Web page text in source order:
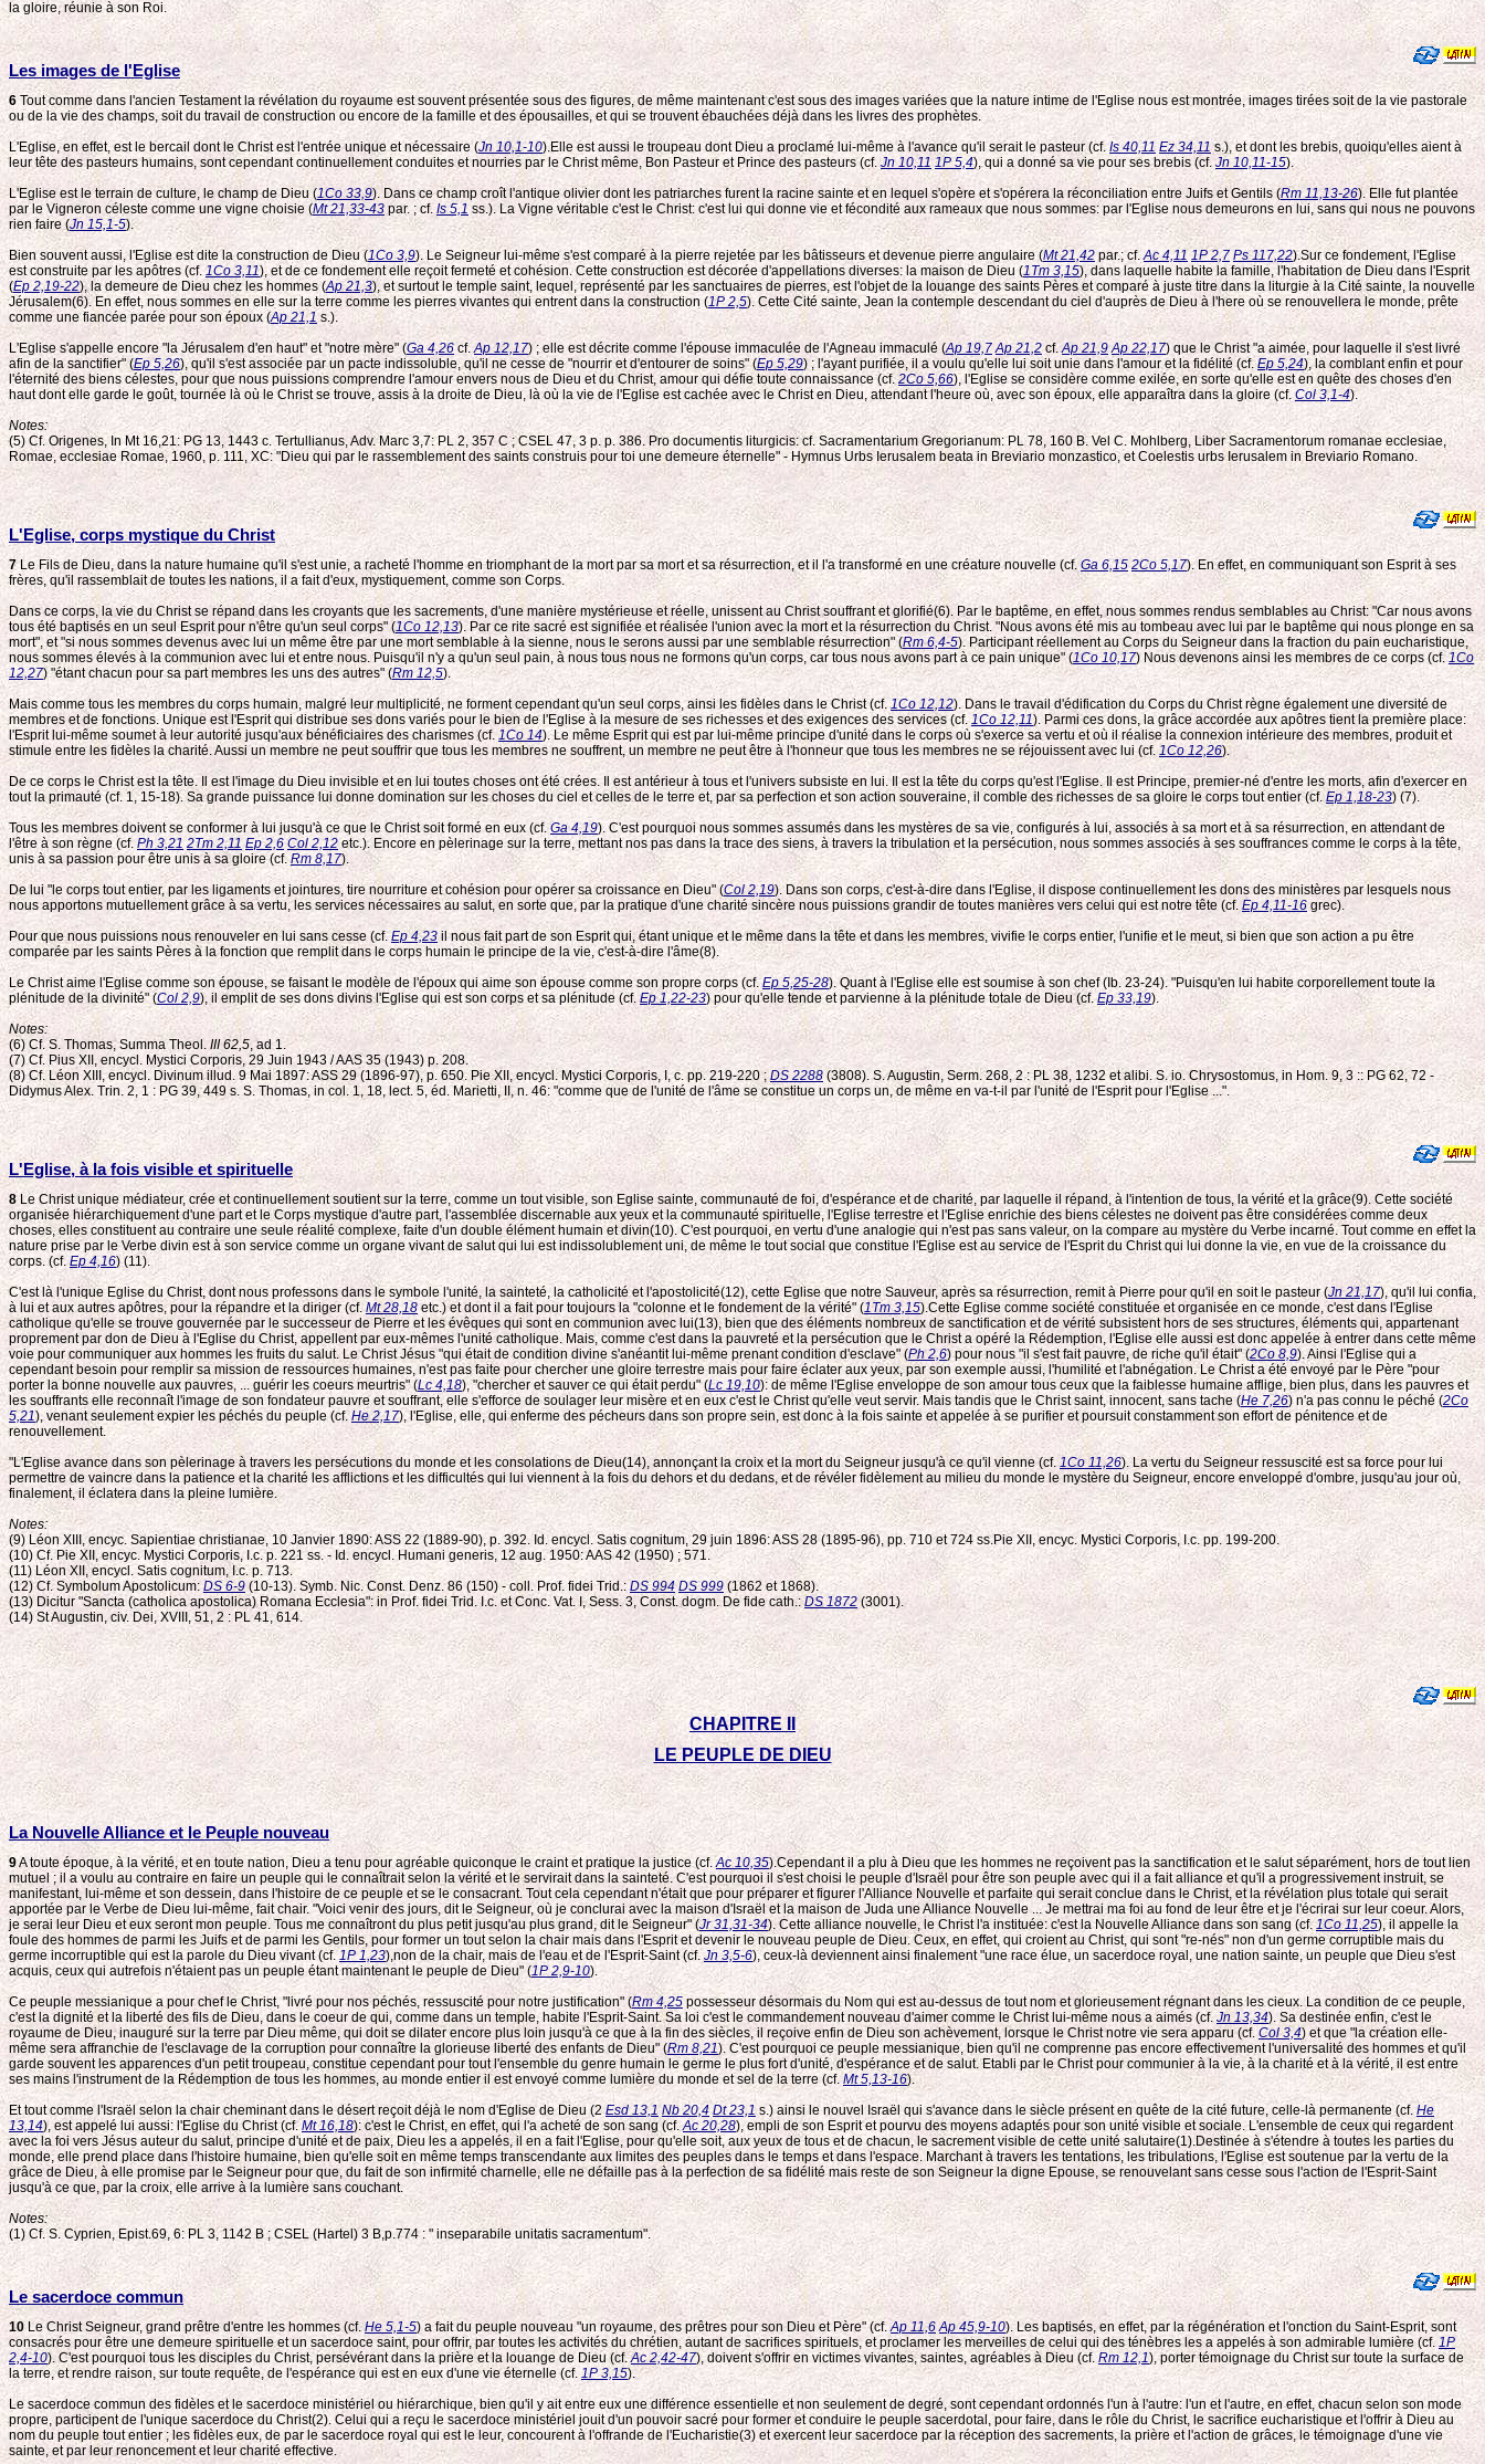
la gloire, réunie à son Roi.
Les images de l'Eglise
6 Tout comme dans l'ancien Testament la révélation du royaume est souvent présentée sous des figures, de même maintenant c'est sous des images variées que la nature intime de l'Eglise nous est montrée, images tirées soit de la vie pastorale
ou de la vie des champs, soit du travail de construction ou encore de la famille et des épousailles, et qui se trouvent ébauchées déjà dans les livres des prophètes.
L'Eglise, en effet, est le bercail dont le Christ est l'entrée unique et nécessaire (Jn 10,1-10).Elle est aussi le troupeau dont Dieu a proclamé lui-même à l'avance qu'il serait le pasteur (cf.Is 40,11 Ez 34,11 s.), et dont les brebis, quoiqu'elles aient à
leur tête des pasteurs humains, sont cependant continuellement conduites et nourries par le Christ même, Bon Pasteur et Prince des pasteurs (cf. Jn 10,11 1P 5,4), qui a donné sa vie pour ses brebis (cf.Jn 10,11-15).
L'Eglise est le terrain de culture, le champ de Dieu (1Co 33,9). Dans ce champ croît l'antique olivier dont les patriarches furent la racine sainte et en lequel s'opère et s'opérera la réconciliation entre Juifs et Gentils (Rm 11,13-26). Elle fut plantée
par le Vigneron céleste comme une vigne choisie (Mt 21,33-43 par. ; cf.Is 5,1 ss.). La Vigne véritable c'est le Christ: c'est lui qui donne vie et fécondité aux rameaux que nous sommes: par l'Eglise nous demeurons en lui, sans qui nous ne pouvons
rien faire (Jn 15,1-5).
Bien souvent aussi, l'Eglise est dite la construction de Dieu (1Co 3,9). Le Seigneur lui-même s'est comparé à la pierre rejetée par les bâtisseurs et devenue pierre angulaire (Mt 21,42 par.; cf.Ac 4,11 1P 2,7 Ps 117,22).Sur ce fondement, l'Eglise
est construite par les apôtres (cf. 1Co 3,11), et de ce fondement elle reçoit fermeté et cohésion. Cette construction est décorée d'appellations diverses: la maison de Dieu (1Tm 3,15), dans laquelle habite la famille, l'habitation de Dieu dans l'Esprit
(Ep 2,19-22), la demeure de Dieu chez les hommes (Ap 21,3), et surtout le temple saint, lequel, représenté par les sanctuaires de pierres, est l'objet de la louange des saints Pères et comparé à juste titre dans la liturgie à la Cité sainte, la nouvelle
Jérusalem(6). En effet, nous sommes en elle sur la terre comme les pierres vivantes qui entrent dans la construction (1P 2,5). Cette Cité sainte, Jean la contemple descendant du ciel d'auprès de Dieu à l'here où se renouvellera le monde, prête
comme une fiancée parée pour son époux (Ap 21,1s.).
L'Eglise s'appelle encore "la Jérusalem d'en haut" et "notre mère" (Ga 4,26cf.Ap 12,17) ; elle est décrite comme l'épouse immaculée de l'Agneau immaculé (Ap 19,7 Ap 21,2 cf.Ap 21,9 Ap 22,17) que le Christ "a aimée, pour laquelle il s'est livré
afin de la sanctifier" (Ep 5,26), qu'il s'est associée par un pacte indissoluble, qu'il ne cesse de "nourrir et d'entourer de soins" (Ep 5,29) ; l'ayant purifiée, il a voulu qu'elle lui soit unie dans l'amour et la fidélité (cf.Ep 5,24), la comblant enfin et pour
l'éternité des biens célestes, pour que nous puissions comprendre l'amour envers nous de Dieu et du Christ, amour qui défie toute connaissance (cf.2Co 5,66), l'Eglise se considère comme exilée, en sorte qu'elle est en quête des choses d'en
haut dont elle garde le goût, tournée là où le Christ se trouve, assis à la droite de Dieu, là où la vie de l'Eglise est cachée avec le Christ en Dieu, attendant l'heure où, avec son époux, elle apparaîtra dans la gloire (cf. Col 3,1-4).
Notes:
(5) Cf. Origenes, In Mt 16,21: PG 13, 1443 c. Tertullianus, Adv. Marc 3,7: PL 2, 357 C ; CSEL 47, 3 p. p. 386. Pro documentis liturgicis: cf. Sacramentarium Gregorianum: PL 78, 160 B. Vel C. Mohlberg, Liber Sacramentorum romanae ecclesiae,
Romae, ecclesiae Romae, 1960, p. 111, XC: "Dieu qui par le rassemblement des saints construis pour toi une demeure éternelle" - Hymnus Urbs Ierusalem beata in Breviario monzastico, et Coelestis urbs Ierusalem in Breviario Romano.
L'Eglise, corps mystique du Christ
7Le Fils de Dieu, dans la nature humaine qu'il s'est unie, a racheté l'homme en triomphant de la mort par sa mort et sa résurrection, et il l'a transformé en une créature nouvelle (cf.Ga 6,15 2Co 5,17). En effet, en communiquant son Esprit à ses
frères, qu'il rassemblait de toutes les nations, il a fait d'eux, mystiquement, comme son Corps.
Dans ce corps, la vie du Christ se répand dans les croyants que les sacrements, d'une manière mystérieuse et réelle, unissent au Christ souffrant et glorifié(6). Par le baptême, en effet, nous sommes rendus semblables au Christ: "Car nous avons
tous été baptisés en un seul Esprit pour n'être qu'un seul corps" (1Co 12,13). Par ce rite sacré est signifiée et réalisée l'union avec la mort et la résurrection du Christ. "Nous avons été mis au tombeau avec lui par le baptême qui nous plonge en sa
mort", et "si nous sommes devenus avec lui un même être par une mort semblable à la sienne, nous le serons aussi par une semblable résurrection" (Rm 6,4-5). Participant réellement au Corps du Seigneur dans la fraction du pain eucharistique,
nous sommes élevés à la communion avec lui et entre nous. Puisqu'il n'y a qu'un seul pain, à nous tous nous ne formons qu'un corps, car tous nous avons part à ce pain unique" (1Co 10,17) Nous devenons ainsi les membres de ce corps (cf.1Co
12,27) "étant chacun pour sa part membres les uns des autres" (Rm 12,5).
Mais comme tous les membres du corps humain, malgré leur multiplicité, ne forment cependant qu'un seul corps, ainsi les fidèles dans le Christ (cf.1Co 12,12). Dans le travail d'édification du Corps du Christ règne également une diversité de
membres et de fonctions. Unique est l'Esprit qui distribue ses dons variés pour le bien de l'Eglise à la mesure de ses richesses et des exigences des services (cf.1Co 12,11). Parmi ces dons, la grâce accordée aux apôtres tient la première place:
l'Esprit lui-même soumet à leur autorité jusqu'aux bénéficiaires des charismes (cf. 1Co 14). Le même Esprit qui est par lui-même principe d'unité dans le corps où s'exerce sa vertu et où il réalise la connexion intérieure des membres, produit et
stimule entre les fidèles la charité. Aussi un membre ne peut souffrir que tous les membres ne souffrent, un membre ne peut être à l'honneur que tous les membres ne se réjouissent avec lui (cf.1Co 12,26).
De ce corps le Christ est la tête. Il est l'image du Dieu invisible et en lui toutes choses ont été crées. Il est antérieur à tous et l'univers subsiste en lui. Il est la tête du corps qu'est l'Eglise. Il est Principe, premier-né d'entre les morts, afin d'exercer en
tout la primauté (cf. 1, 15-18). Sa grande puissance lui donne domination sur les choses du ciel et celles de le terre et, par sa perfection et son action souveraine, il comble des richesses de sa gloire le corps tout entier (cf.Ep 1,18-23) (7).
Tous les membres doivent se conformer à lui jusqu'à ce que le Christ soit formé en eux (cf.Ga 4,19). C'est pourquoi nous sommes assumés dans les mystères de sa vie, configurés à lui, associés à sa mort et à sa résurrection, en attendant de
l'être à son règne (cf. Ph 3,21 2Tm 2,11 Ep 2,6 Col 2,12etc.). Encore en pèlerinage sur la terre, mettant nos pas dans la trace des siens, à travers la tribulation et la persécution, nous sommes associés à ses souffrances comme le corps à la tête,
unis à sa passion pour être unis à sa gloire (cf. Rm 8,17).
De lui "le corps tout entier, par les ligaments et jointures, tire nourriture et cohésion pour opérer sa croissance en Dieu" (Col 2,19). Dans son corps, c'est-à-dire dans l'Eglise, il dispose continuellement les dons des ministères par lesquels nous
nous apportons mutuellement grâce à sa vertu, les services nécessaires au salut, en sorte que, par la pratique d'une charité sincère nous puissions grandir de toutes manières vers celui qui est notre tête (cf. Ep 4,11-16grec).
Pour que nous puissions nous renouveler en lui sans cesse (cf.Ep 4,23 il nous fait part de son Esprit qui, étant unique et le même dans la tête et dans les membres, vivifie le corps entier, l'unifie et le meut, si bien que son action a pu être
comparée par les saints Pères à la fonction que remplit dans le corps humain le principe de la vie, c'est-à-dire l'âme(8).
Le Christ aime l'Eglise comme son épouse, se faisant le modèle de l'époux qui aime son épouse comme son propre corps (cf.Ep 5,25-28). Quant à l'Eglise elle est soumise à son chef (Ib. 23-24). "Puisqu'en lui habite corporellement toute la
plénitude de la divinité" (Col 2,9), il emplit de ses dons divins l'Eglise qui est son corps et sa plénitude (cf. Ep 1,22-23) pour qu'elle tende et parvienne à la plénitude totale de Dieu (cf.Ep 33,19).
Notes:
(6) Cf. S. Thomas, Summa Theol. III 62,5, ad 1.
(7) Cf. Pius XII, encycl. Mystici Corporis, 29 Juin 1943 / AAS 35 (1943) p. 208.
(8) Cf. Léon XIII, encycl. Divinum illud. 9 Mai 1897: ASS 29 (1896-97), p. 650. Pie XII, encycl. Mystici Corporis, I, c. pp. 219-220 ;DS 2288 (3808). S. Augustin, Serm. 268, 2 : PL 38, 1232 et alibi. S. io. Chrysostomus, in Hom. 9, 3 :: PG 62, 72 -
Didymus Alex. Trin. 2, 1 : PG 39, 449 s. S. Thomas, in col. 1, 18, lect. 5, éd. Marietti, II, n. 46: "comme que de l'unité de l'âme se constitue un corps un, de même en va-t-il par l'unité de l'Esprit pour l'Eglise ...".
L'Eglise, à la fois visible et spirituelle
8 Le Christ unique médiateur, crée et continuellement soutient sur la terre, comme un tout visible, son Eglise sainte, communauté de foi, d'espérance et de charité, par laquelle il répand, à l'intention de tous, la vérité et la grâce(9). Cette société
organisée hiérarchiquement d'une part et le Corps mystique d'autre part, l'assemblée discernable aux yeux et la communauté spirituelle, l'Eglise terrestre et l'Eglise enrichie des biens célestes ne doivent pas être considérées comme deux
choses, elles constituent au contraire une seule réalité complexe, faite d'un double élément humain et divin(10). C'est pourquoi, en vertu d'une analogie qui n'est pas sans valeur, on la compare au mystère du Verbe incarné. Tout comme en effet la
nature prise par le Verbe divin est à son service comme un organe vivant de salut qui lui est indissolublement uni, de même le tout social que constitue l'Eglise est au service de l'Esprit du Christ qui lui donne la vie, en vue de la croissance du
corps. (cf.Ep 4,16) (11).
C'est là l'unique Eglise du Christ, dont nous professons dans le symbole l'unité, la sainteté, la catholicité et l'apostolicité(12), cette Eglise que notre Sauveur, après sa résurrection, remit à Pierre pour qu'il en soit le pasteur (Jn 21,17), qu'il lui confia,
à lui et aux autres apôtres, pour la répandre et la diriger (cf.Mt 28,18 etc.) et dont il a fait pour toujours la "colonne et le fondement de la vérité" (1Tm 3,15).Cette Eglise comme société constituée et organisée en ce monde, c'est dans l'Eglise
catholique qu'elle se trouve gouvernée par le successeur de Pierre et les évêques qui sont en communion avec lui(13), bien que des éléments nombreux de sanctification et de vérité subsistent hors de ses structures, éléments qui, appartenant
proprement par don de Dieu à l'Eglise du Christ, appellent par eux-mêmes l'unité catholique. Mais, comme c'est dans la pauvreté et la persécution que le Christ a opéré la Rédemption, l'Eglise elle aussi est donc appelée à entrer dans cette même
voie pour communiquer aux hommes les fruits du salut. Le Christ Jésus "qui était de condition divine s'anéantit lui-même prenant condition d'esclave" (Ph 2,6) pour nous "il s'est fait pauvre, de riche qu'il était" (2Co 8,9). Ainsi l'Eglise qui a
cependant besoin pour remplir sa mission de ressources humaines, n'est pas faite pour chercher une gloire terrestre mais pour faire éclater aux yeux, par son exemple aussi, l'humilité et l'abnégation. Le Christ a été envoyé par le Père "pour
porter la bonne nouvelle aux pauvres, ... guérir les coeurs meurtris" (Lc 4,18), "chercher et sauver ce qui était perdu" (Lc 19,10): de même l'Eglise enveloppe de son amour tous ceux que la faiblesse humaine afflige, bien plus, dans les pauvres et
les souffrants elle reconnaît l'image de son fondateur pauvre et souffrant, elle s'efforce de soulager leur misère et en eux c'est le Christ qu'elle veut servir. Mais tandis que le Christ saint, innocent, sans tache (He 7,26) n'a pas connu le péché (2Co
5,21), venant seulement expier les péchés du peuple (cf.He 2,17), l'Eglise, elle, qui enferme des pécheurs dans son propre sein, est donc à la fois sainte et appelée à se purifier et poursuit constamment son effort de pénitence et de
renouvellement.
"L'Eglise avance dans son pèlerinage à travers les persécutions du monde et les consolations de Dieu(14), annonçant la croix et la mort du Seigneur jusqu'à ce qu'il vienne (cf. 1Co 11,26). La vertu du Seigneur ressuscité est sa force pour lui
permettre de vaincre dans la patience et la charité les afflictions et les difficultés qui lui viennent à la fois du dehors et du dedans, et de révéler fidèlement au milieu du monde le mystère du Seigneur, encore enveloppé d'ombre, jusqu'au jour où,
finalement, il éclatera dans la pleine lumière.
Notes:
(9) Léon XIII, encyc. Sapientiae christianae, 10 Janvier 1890: ASS 22 (1889-90), p. 392. Id. encycl. Satis cognitum, 29 juin 1896: ASS 28 (1895-96), pp. 710 et 724 ss.Pie XII, encyc. Mystici Corporis, I.c. pp. 199-200.
(10) Cf. Pie XII, encyc. Mystici Corporis, I.c. p. 221 ss. - Id. encycl. Humani generis, 12 aug. 1950: AAS 42 (1950) ; 571.
(11) Léon XII, encycl. Satis cognitum, I.c. p. 713.
(12) Cf. Symbolum Apostolicum:DS 6-9 (10-13). Symb. Nic. Const. Denz. 86 (150) - coll. Prof. fidei Trid.:DS 994 DS 999 (1862 et 1868).
(13) Dicitur "Sancta (catholica apostolica) Romana Ecclesia": in Prof. fidei Trid. I.c. et Conc. Vat. I, Sess. 3, Const. dogm. De fide cath.:DS 1872 (3001).
(14) St Augustin, civ. Dei, XVIII, 51, 2 : PL 41, 614.
CHAPITRE II
LE PEUPLE DE DIEU
La Nouvelle Alliance et le Peuple nouveau
9A toute époque, à la vérité, et en toute nation, Dieu a tenu pour agréable quiconque le craint et pratique la justice (cf.Ac 10,35).Cependant il a plu à Dieu que les hommes ne reçoivent pas la sanctification et le salut séparément, hors de tout lien
mutuel ; il a voulu au contraire en faire un peuple qui le connaîtrait selon la vérité et le servirait dans la sainteté. C'est pourquoi il s'est choisi le peuple d'Israël pour être son peuple avec qui il a fait alliance et qu'il a progressivement instruit, se
manifestant, lui-même et son dessein, dans l'histoire de ce peuple et se le consacrant. Tout cela cependant n'était que pour préparer et figurer l'Alliance Nouvelle et parfaite qui serait conclue dans le Christ, et la révélation plus totale qui serait
apportée par le Verbe de Dieu lui-même, fait chair. "Voici venir des jours, dit le Seigneur, où je conclurai avec la maison d'Israël et la maison de Juda une Alliance Nouvelle ... Je mettrai ma foi au fond de leur être et je l'écrirai sur leur coeur. Alors,
je serai leur Dieu et eux seront mon peuple. Tous me connaîtront du plus petit jusqu'au plus grand, dit le Seigneur" (Jr 31,31-34). Cette alliance nouvelle, le Christ l'a instituée: c'est la Nouvelle Alliance dans son sang (cf.1Co 11,25), il appelle la
foule des hommes de parmi les Juifs et de parmi les Gentils, pour former un tout selon la chair mais dans l'Esprit et devenir le nouveau peuple de Dieu. Ceux, en effet, qui croient au Christ, qui sont "re-nés" non d'un germe corruptible mais du
germe incorruptible qui est la parole du Dieu vivant (cf.1P 1,23),non de la chair, mais de l'eau et de l'Esprit-Saint (cf. Jn 3,5-6), ceux-là deviennent ainsi finalement "une race élue, un sacerdoce royal, une nation sainte, un peuple que Dieu s'est
acquis, ceux qui autrefois n'étaient pas un peuple étant maintenant le peuple de Dieu" (1P 2,9-10).
Ce peuple messianique a pour chef le Christ, "livré pour nos péchés, ressuscité pour notre justification" (Rm 4,25 possesseur désormais du Nom qui est au-dessus de tout nom et glorieusement régnant dans les cieux. La condition de ce peuple,
c'est la dignité et la liberté des fils de Dieu, dans le coeur de qui, comme dans un temple, habite l'Esprit-Saint. Sa loi c'est le commandement nouveau d'aimer comme le Christ lui-même nous a aimés (cf. Jn 13,34). Sa destinée enfin, c'est le
royaume de Dieu, inauguré sur la terre par Dieu même, qui doit se dilater encore plus loin jusqu'à ce que à la fin des siècles, il reçoive enfin de Dieu son achèvement, lorsque le Christ notre vie sera apparu (cf. Col 3,4) et que "la création elle-
même sera affranchie de l'esclavage de la corruption pour connaître la glorieuse liberté des enfants de Dieu" (Rm 8,21). C'est pourquoi ce peuple messianique, bien qu'il ne comprenne pas encore effectivement l'universalité des hommes et qu'il
garde souvent les apparences d'un petit troupeau, constitue cependant pour tout l'ensemble du genre humain le germe le plus fort d'unité, d'espérance et de salut. Etabli par le Christ pour communier à la vie, à la charité et à la vérité, il est entre
ses mains l'instrument de la Rédemption de tous les hommes, au monde entier il est envoyé comme lumière du monde et sel de la terre (cf. Mt 5,13-16).
Et tout comme l'Israël selon la chair cheminant dans le désert reçoit déjà le nom d'Eglise de Dieu (2 Esd 13,1 Nb 20,4 Dt 23,1 s.) ainsi le nouvel Israël qui s'avance dans le siècle présent en quête de la cité future, celle-là permanente (cf.He
13,14), est appelé lui aussi: l'Eglise du Christ (cf.Mt 16,18): c'est le Christ, en effet, qui l'a acheté de son sang (cf.Ac 20,28), empli de son Esprit et pourvu des moyens adaptés pour son unité visible et sociale. L'ensemble de ceux qui regardent
avec la foi vers Jésus auteur du salut, principe d'unité et de paix, Dieu les a appelés, il en a fait l'Eglise, pour qu'elle soit, aux yeux de tous et de chacun, le sacrement visible de cette unité salutaire(1).Destinée à s'étendre à toutes les parties du
monde, elle prend place dans l'histoire humaine, bien qu'elle soit en même temps transcendante aux limites des peuples dans le temps et dans l'espace. Marchant à travers les tentations, les tribulations, l'Eglise est soutenue par la vertu de la
grâce de Dieu, à elle promise par le Seigneur pour que, du fait de son infirmité charnelle, elle ne défaille pas à la perfection de sa fidélité mais reste de son Seigneur la digne Epouse, se renouvelant sans cesse sous l'action de l'Esprit-Saint
jusqu'à ce que, par la croix, elle arrive à la lumière sans couchant.
Notes:
(1) Cf. S. Cyprien, Epist.69, 6: PL 3, 1142 B ; CSEL (Hartel) 3 B,p.774 : " inseparabile unitatis sacramentum".
Le sacerdoce commun
10Le Christ Seigneur, grand prêtre d'entre les hommes (cf.He 5,1-5) a fait du peuple nouveau "un royaume, des prêtres pour son Dieu et Père" (cf.Ap 11,6 Ap 45,9-10). Les baptisés, en effet, par la régénération et l'onction du Saint-Esprit, sont
consacrés pour être une demeure spirituelle et un sacerdoce saint, pour offrir, par toutes les activités du chrétien, autant de sacrifices spirituels, et proclamer les merveilles de celui qui des ténèbres les a appelés à son admirable lumière (cf. 1P
2,4-10). C'est pourquoi tous les disciples du Christ, persévérant dans la prière et la louange de Dieu (cf.Ac 2,42-47), doivent s'offrir en victimes vivantes, saintes, agréables à Dieu (cf. Rm 12,1), porter témoignage du Christ sur toute la surface de
la terre, et rendre raison, sur toute requête, de l'espérance qui est en eux d'une vie éternelle (cf. 1P 3,15).
Le sacerdoce commun des fidèles et le sacerdoce ministériel ou hiérarchique, bien qu'il y ait entre eux une différence essentielle et non seulement de degré, sont cependant ordonnés l'un à l'autre: l'un et l'autre, en effet, chacun selon son mode
propre, participent de l'unique sacerdoce du Christ(2). Celui qui a reçu le sacerdoce ministériel jouit d'un pouvoir sacré pour former et conduire le peuple sacerdotal, pour faire, dans le rôle du Christ, le sacrifice eucharistique et l'offrir à Dieu au
nom du peuple tout entier ; les fidèles eux, de par le sacerdoce royal qui est le leur, concourent à l'offrande de l'Eucharistie(3) et exercent leur sacerdoce par la réception des sacrements, la prière et l'action de grâces, le témoignage d'une vie
sainte, et par leur renoncement et leur charité effective.